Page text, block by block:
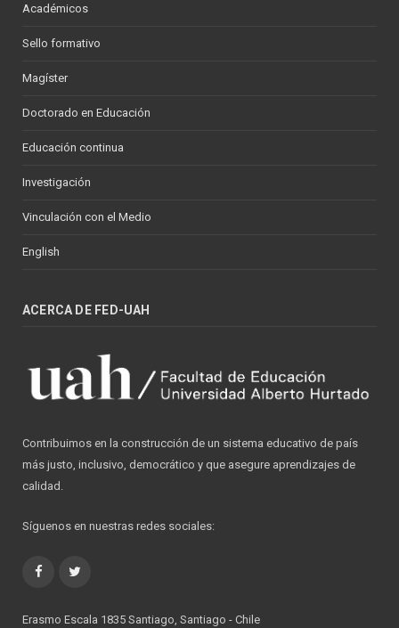
Académicos
Sello formativo
Magíster
Doctorado en Educación
Educación continua
Investigación
Vinculación con el Medio
English
ACERCA DE FED-UAH
Contribuimos en la construcción de un sistema educativo de país
más justo, inclusivo, democrático y que asegure aprendizajes de
calidad.
Síguenos en nuestras redes sociales:
Facebook
Erasmo Escala 1835 Santiago, Santiago - Chile